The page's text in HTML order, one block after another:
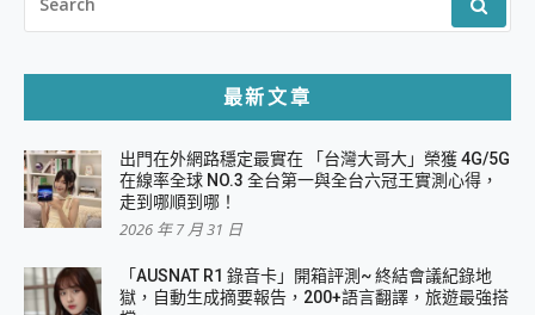
FOR:
最新文章
出門在外網路穩定最實在 「台灣大哥大」榮獲 4G/5G
在線率全球 NO.3 全台第一與全台六冠王實測心得，
走到哪順到哪！
2026 年 7 月 31 日
「AUSNAT R1 錄音卡」開箱評測~ 終結會議紀錄地
獄，自動生成摘要報告，200+語言翻譯，旅遊最強搭